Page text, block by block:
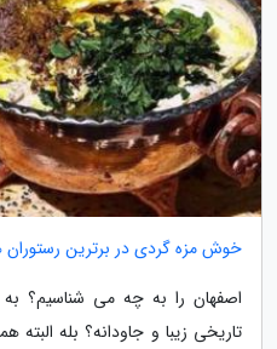
خوش مزه گردی در برترین رستوران
اصفهان را به چه می شناسیم؟ به
تاریخی زیبا و جاودانه؟ بله البته